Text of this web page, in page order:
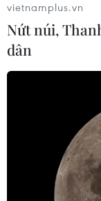
vietnamplus.vn
Nứt núi,
dân